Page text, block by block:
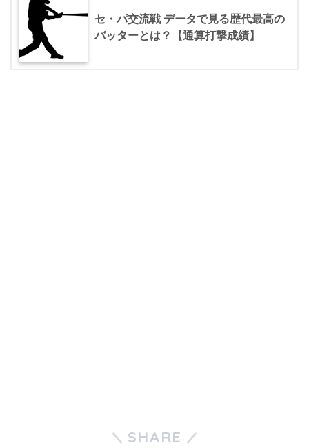
セ・パ交流戦 データで見る歴代最高の
バッターとは？【通算打撃成績】
SHARE